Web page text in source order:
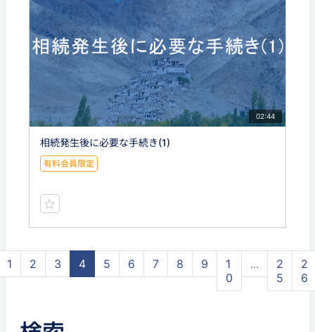
02:44
相続発生後に必要な手続き(1)
有料会員限定
1 2 3 4 5 6 7 8 9
1
0
...
2
5
2
6